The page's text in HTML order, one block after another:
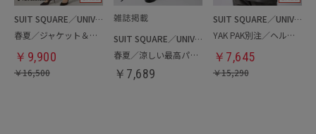
SUIT SQUARE／UNIVERSAL LANGUAGE／WHITE
春夏／ジャケット＆パンツセットアップ／洗濯ネット付き
￥ 9,900
￥16,500
SUIT SQUARE／UNIVERSAL LANGUAGE
春夏／涼しい最高パンツ
￥ 7,689
SUIT SQUARE／UNIVERSAL LANGUAGE
YAK PAK別注／ヘルメットバッグ
￥ 7,645
￥15,290